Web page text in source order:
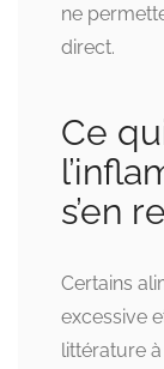
ne
direct.
Ce
s’en
Certains
excessive
littérature